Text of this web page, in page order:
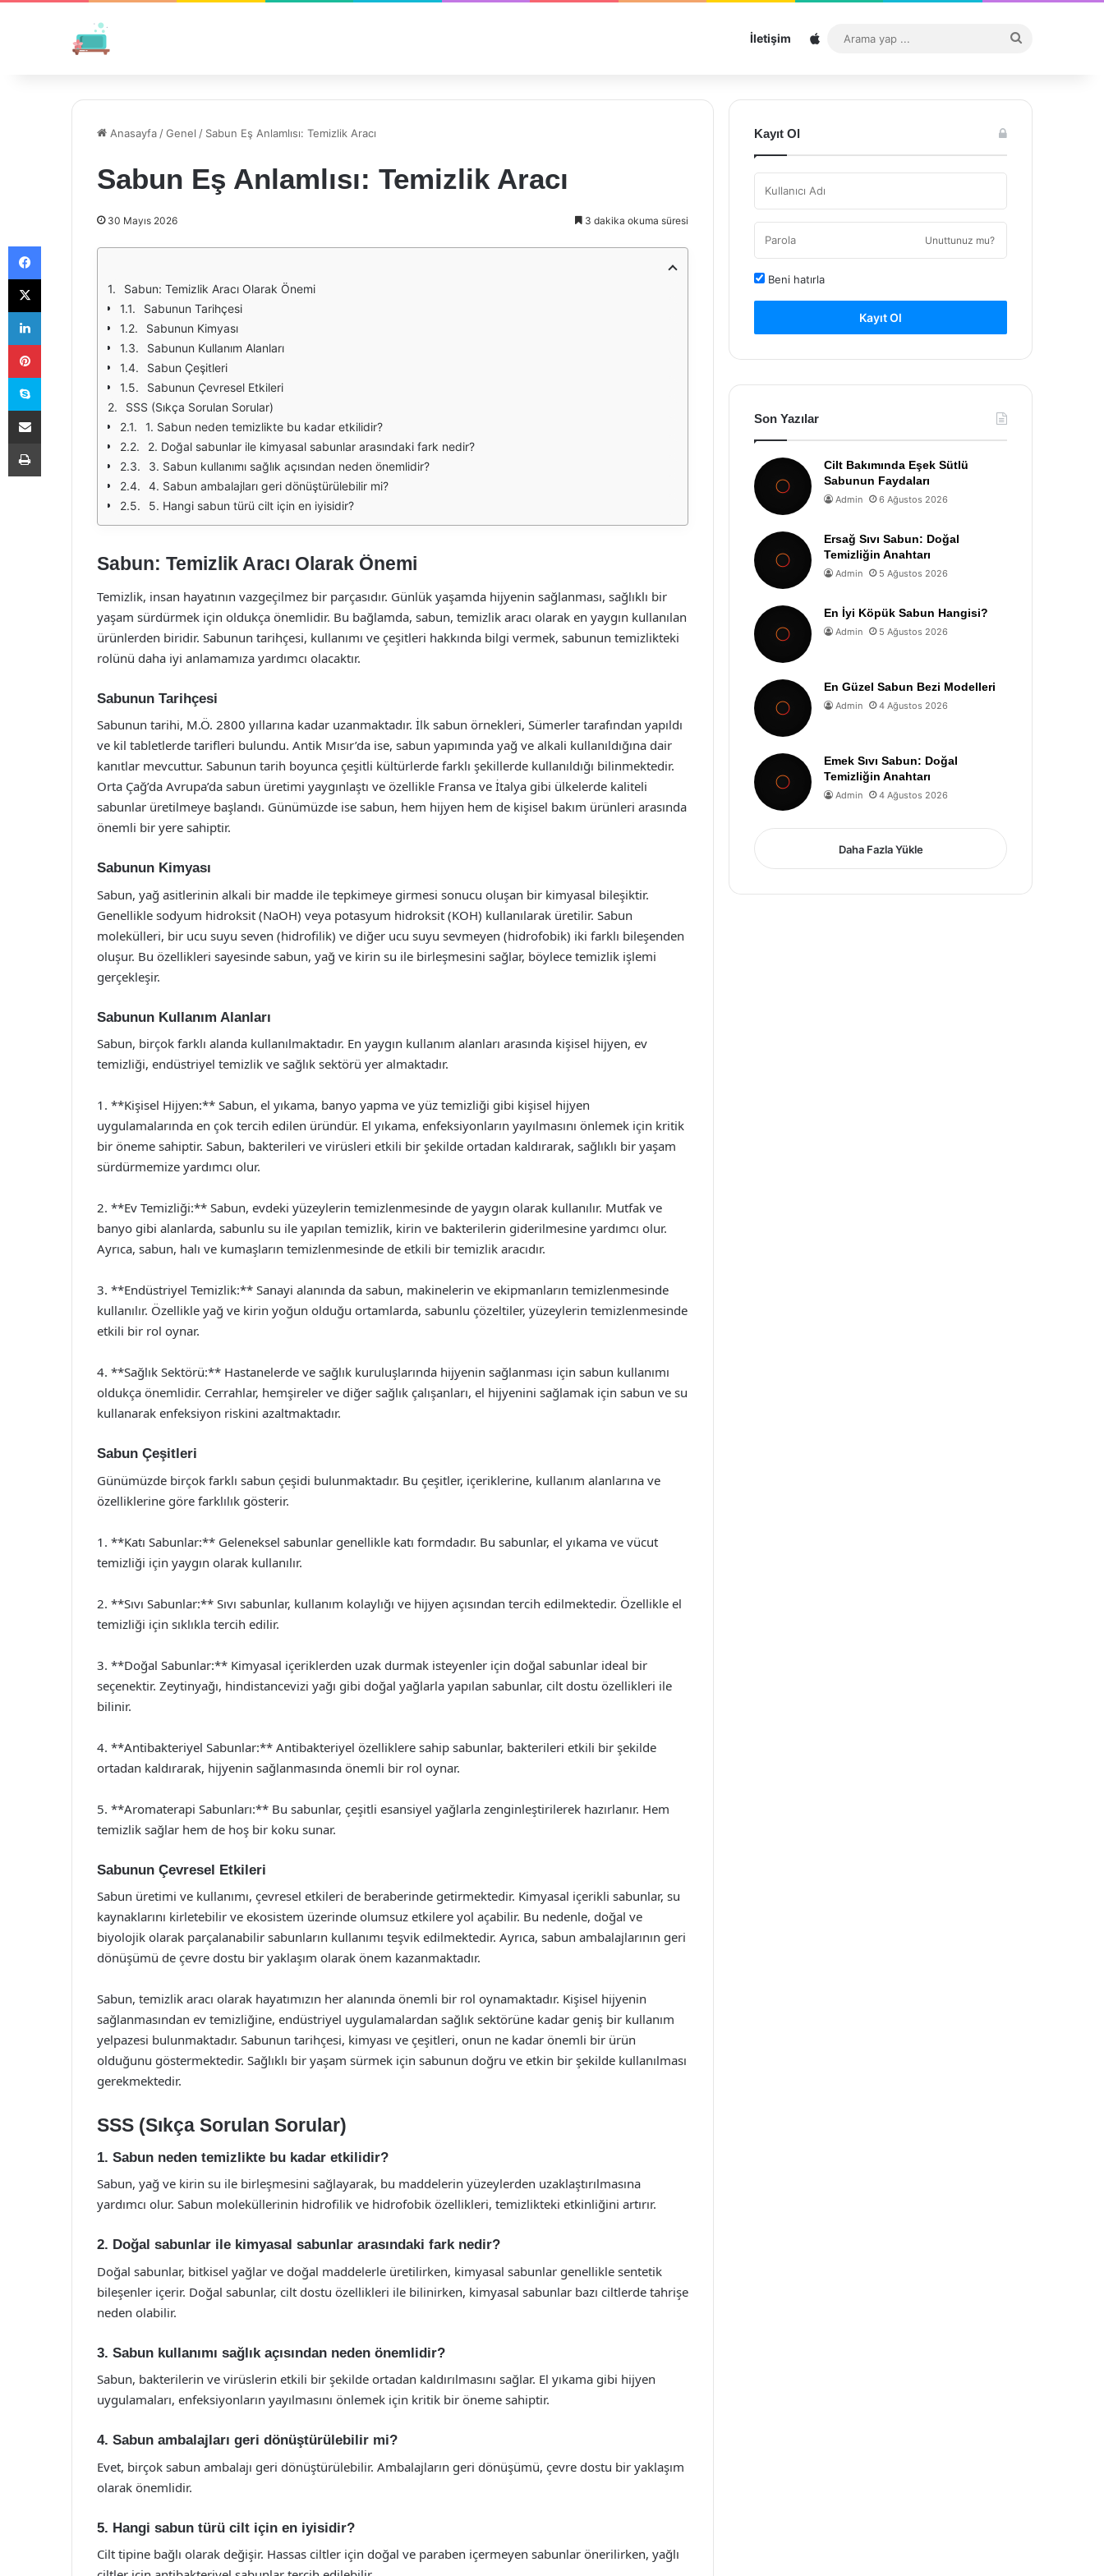
İletişim Sitemap
...
Anasayfa /Genel / Sabun Eş Anlamlısı: Temizlik Aracı
Sabun Eş Anlamlısı: Temizlik Aracı
30 Mayıs 2026 3 dakika okuma süresi
Sabun: Temizlik Aracı Olarak Önemi
Sabunun Tarihçesi
Sabunun Kimyası
Sabunun Kullanım Alanları
Sabun Çeşitleri
Sabunun Çevresel Etkileri
SSS (Sıkça Sorulan Sorular)
1. Sabun neden temizlikte bu kadar etkilidir?
2. Doğal sabunlar ile kimyasal sabunlar arasındaki fark nedir?
3. Sabun kullanımı sağlık açısından neden önemlidir?
4. Sabun ambalajları geri dönüştürülebilir mi?
5. Hangi sabun türü cilt için en iyisidir?
Sabun: Temizlik Aracı Olarak Önemi
Temizlik, insan hayatının vazgeçilmez bir parçasıdır. Günlük yaşamda hijyenin sağlanması, sağlıklı bir
yaşam sürdürmek için oldukça önemlidir. Bu bağlamda, sabun, temizlik aracı olarak en yaygın kullanılan
ürünlerden biridir. Sabunun tarihçesi, kullanımı ve çeşitleri hakkında bilgi vermek, sabunun temizlikteki
rolünü daha iyi anlamamıza yardımcı olacaktır.
Sabunun Tarihçesi
Sabunun tarihi, M.Ö. 2800 yıllarına kadar uzanmaktadır. İlk sabun örnekleri, Sümerler tarafından yapıldı
ve kil tabletlerde tarifleri bulundu. Antik Mısır’da ise, sabun yapımında yağ ve alkali kullanıldığına dair
kanıtlar mevcuttur. Sabunun tarih boyunca çeşitli kültürlerde farklı şekillerde kullanıldığı bilinmektedir.
Orta Çağ’da Avrupa’da sabun üretimi yaygınlaştı ve özellikle Fransa ve İtalya gibi ülkelerde kaliteli
sabunlar üretilmeye başlandı. Günümüzde ise sabun, hem hijyen hem de kişisel bakım ürünleri arasında
önemli bir yere sahiptir.
Sabunun Kimyası
Sabun, yağ asitlerinin alkali bir madde ile tepkimeye girmesi sonucu oluşan bir kimyasal bileşiktir.
Genellikle sodyum hidroksit (NaOH) veya potasyum hidroksit (KOH) kullanılarak üretilir. Sabun
molekülleri, bir ucu suyu seven (hidrofilik) ve diğer ucu suyu sevmeyen (hidrofobik) iki farklı bileşenden
oluşur. Bu özellikleri sayesinde sabun, yağ ve kirin su ile birleşmesini sağlar, böylece temizlik işlemi
gerçekleşir.
Sabunun Kullanım Alanları
Sabun, birçok farklı alanda kullanılmaktadır. En yaygın kullanım alanları arasında kişisel hijyen, ev
temizliği, endüstriyel temizlik ve sağlık sektörü yer almaktadır.
1. **Kişisel Hijyen:** Sabun, el yıkama, banyo yapma ve yüz temizliği gibi kişisel hijyen
uygulamalarında en çok tercih edilen üründür. El yıkama, enfeksiyonların yayılmasını önlemek için kritik
bir öneme sahiptir. Sabun, bakterileri ve virüsleri etkili bir şekilde ortadan kaldırarak, sağlıklı bir yaşam
sürdürmemize yardımcı olur.
2. **Ev Temizliği:** Sabun, evdeki yüzeylerin temizlenmesinde de yaygın olarak kullanılır. Mutfak ve
banyo gibi alanlarda, sabunlu su ile yapılan temizlik, kirin ve bakterilerin giderilmesine yardımcı olur.
Ayrıca, sabun, halı ve kumaşların temizlenmesinde de etkili bir temizlik aracıdır.
3. **Endüstriyel Temizlik:** Sanayi alanında da sabun, makinelerin ve ekipmanların temizlenmesinde
kullanılır. Özellikle yağ ve kirin yoğun olduğu ortamlarda, sabunlu çözeltiler, yüzeylerin temizlenmesinde
etkili bir rol oynar.
4. **Sağlık Sektörü:** Hastanelerde ve sağlık kuruluşlarında hijyenin sağlanması için sabun kullanımı
oldukça önemlidir. Cerrahlar, hemşireler ve diğer sağlık çalışanları, el hijyenini sağlamak için sabun ve su
kullanarak enfeksiyon riskini azaltmaktadır.
Sabun Çeşitleri
Günümüzde birçok farklı sabun çeşidi bulunmaktadır. Bu çeşitler, içeriklerine, kullanım alanlarına ve
özelliklerine göre farklılık gösterir.
1. **Katı Sabunlar:** Geleneksel sabunlar genellikle katı formdadır. Bu sabunlar, el yıkama ve vücut
temizliği için yaygın olarak kullanılır.
2. **Sıvı Sabunlar:** Sıvı sabunlar, kullanım kolaylığı ve hijyen açısından tercih edilmektedir. Özellikle el
temizliği için sıklıkla tercih edilir.
3. **Doğal Sabunlar:** Kimyasal içeriklerden uzak durmak isteyenler için doğal sabunlar ideal bir
seçenektir. Zeytinyağı, hindistancevizi yağı gibi doğal yağlarla yapılan sabunlar, cilt dostu özellikleri ile
bilinir.
4. **Antibakteriyel Sabunlar:** Antibakteriyel özelliklere sahip sabunlar, bakterileri etkili bir şekilde
ortadan kaldırarak, hijyenin sağlanmasında önemli bir rol oynar.
5. **Aromaterapi Sabunları:** Bu sabunlar, çeşitli esansiyel yağlarla zenginleştirilerek hazırlanır. Hem
temizlik sağlar hem de hoş bir koku sunar.
Sabunun Çevresel Etkileri
Sabun üretimi ve kullanımı, çevresel etkileri de beraberinde getirmektedir. Kimyasal içerikli sabunlar, su
kaynaklarını kirletebilir ve ekosistem üzerinde olumsuz etkilere yol açabilir. Bu nedenle, doğal ve
biyolojik olarak parçalanabilir sabunların kullanımı teşvik edilmektedir. Ayrıca, sabun ambalajlarının geri
dönüşümü de çevre dostu bir yaklaşım olarak önem kazanmaktadır.
Sabun, temizlik aracı olarak hayatımızın her alanında önemli bir rol oynamaktadır. Kişisel hijyenin
sağlanmasından ev temizliğine, endüstriyel uygulamalardan sağlık sektörüne kadar geniş bir kullanım
yelpazesi bulunmaktadır. Sabunun tarihçesi, kimyası ve çeşitleri, onun ne kadar önemli bir ürün
olduğunu göstermektedir. Sağlıklı bir yaşam sürmek için sabunun doğru ve etkin bir şekilde kullanılması
gerekmektedir.
SSS (Sıkça Sorulan Sorular)
1. Sabun neden temizlikte bu kadar etkilidir?
Sabun, yağ ve kirin su ile birleşmesini sağlayarak, bu maddelerin yüzeylerden uzaklaştırılmasına
yardımcı olur. Sabun moleküllerinin hidrofilik ve hidrofobik özellikleri, temizlikteki etkinliğini artırır.
2. Doğal sabunlar ile kimyasal sabunlar arasındaki fark nedir?
Doğal sabunlar, bitkisel yağlar ve doğal maddelerle üretilirken, kimyasal sabunlar genellikle sentetik
bileşenler içerir. Doğal sabunlar, cilt dostu özellikleri ile bilinirken, kimyasal sabunlar bazı ciltlerde tahrişe
neden olabilir.
3. Sabun kullanımı sağlık açısından neden önemlidir?
Sabun, bakterilerin ve virüslerin etkili bir şekilde ortadan kaldırılmasını sağlar. El yıkama gibi hijyen
uygulamaları, enfeksiyonların yayılmasını önlemek için kritik bir öneme sahiptir.
4. Sabun ambalajları geri dönüştürülebilir mi?
Evet, birçok sabun ambalajı geri dönüştürülebilir. Ambalajların geri dönüşümü, çevre dostu bir yaklaşım
olarak önemlidir.
5. Hangi sabun türü cilt için en iyisidir?
Cilt tipine bağlı olarak değişir. Hassas ciltler için doğal ve paraben içermeyen sabunlar önerilirken, yağlı
Kayıt Ol
Unuttunuz mu?
Beni hatırla
Kayıt Ol
Son Yazılar
Cilt Bakımında Eşek Sütlü
Sabunun Faydaları
Admin 6 Ağustos 2026
Ersağ Sıvı Sabun: Doğal
Temizliğin Anahtarı
Admin 5 Ağustos 2026
En İyi Köpük Sabun Hangisi?
Admin 5 Ağustos 2026
En Güzel Sabun Bezi Modelleri
Admin 4 Ağustos 2026
Emek Sıvı Sabun: Doğal
Temizliğin Anahtarı
Admin 4 Ağustos 2026
Daha Fazla Yükle
Facebook
X
LinkedIn
Pinterest
Skype
E-Posta ile paylaş